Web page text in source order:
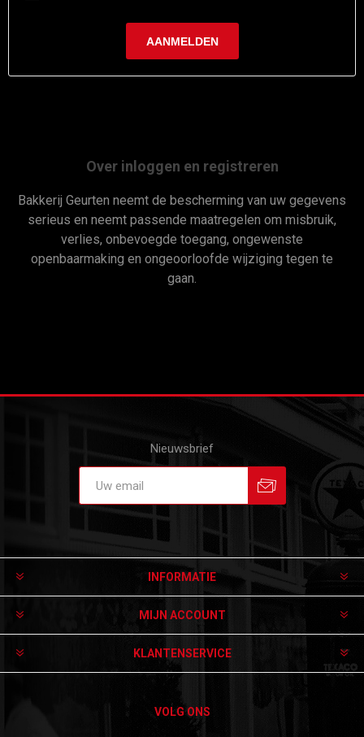
Over inloggen en registreren
Bakkerij Geurten neemt de bescherming van uw gegevens
serieus en neemt passende maatregelen om misbruik,
verlies, onbevoegde toegang, ongewenste
openbaarmaking en ongeoorloofde wijziging tegen te
gaan.
Nieuwsbrief
INFORMATIE
MIJN ACCOUNT
KLANTENSERVICE
VOLG ONS